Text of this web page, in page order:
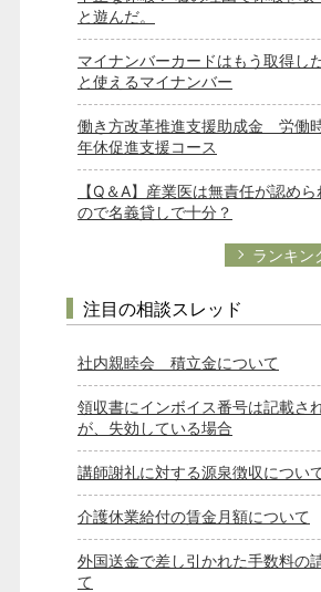
と遊んだ。
マイナンバーカードはもう取得し
と使えるマイナンバー
働き方改革推進支援助成金 労働
年休促進支援コース
【Q＆A】産業医は無責任が認めら
ので名義貸しで十分？
ランキン
注目の相談スレッド
社内親睦会 積立金について
領収書にインボイス番号は記載さ
が、失効している場合
講師謝礼に対する源泉徴収につい
介護休業給付の賃金月額について
外国送金で差し引かれた手数料の
て